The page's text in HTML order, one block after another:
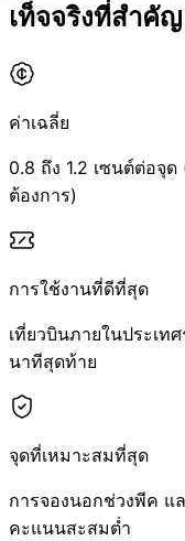
เท็จจริงที่สำคัญ
ค่าเฉลี่ย
0.8 ถึง 1.2 เซนต์ต่อจุ
ต้องการ)
การใช้งานที่ดีที่สุด
เที่ยวบินภายในประเ
นาทีสุดท้าย
จุดที่เหมาะสมที่สุด
การจองนอกช่วงพีค แ
คะแนนสะสมต่ำ